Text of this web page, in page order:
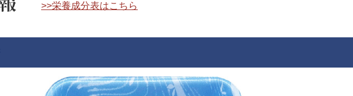
>>栄養成分表はこちら